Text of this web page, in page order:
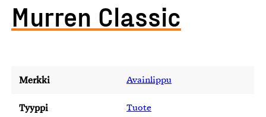
Murren Classic
Merkki Avainlippu
Tyyppi Tuote